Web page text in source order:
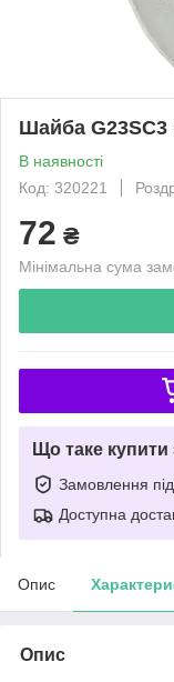
Шайба G23SC3
В наявності
Код: 320221
72 ₴
Мінімальна сума
Що таке
Замовлення
Доступна
Опис
Опис